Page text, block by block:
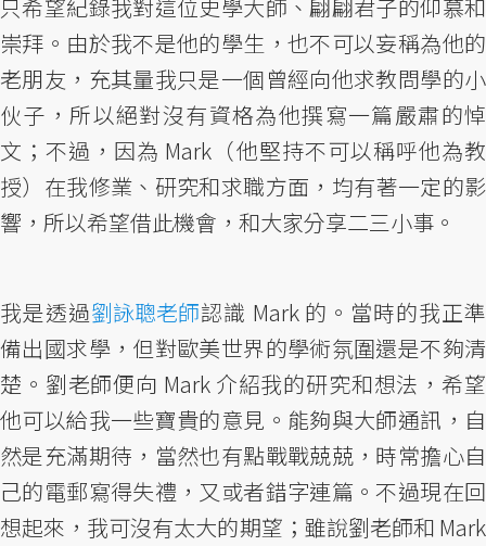
只希望紀錄我對這位史學大師、翩翩君子的仰慕和
崇拜。由於我不是他的學生，也不可以妄稱為他的
老朋友，充其量我只是一個曾經向他求教問學的小
伙子，所以絕對沒有資格為他撰寫一篇嚴肅的悼
文；不過，因為 Mark（他堅持不可以稱呼他為教
授）在我修業、研究和求職方面，均有著一定的影
響，所以希望借此機會，和大家分享二三小事。
我是透過劉詠聰老師認識 Mark 的。當時的我正準
備出國求學，但對歐美世界的學術氛圍還是不夠清
楚。劉老師便向 Mark 介紹我的研究和想法，希望
他可以給我一些寶貴的意見。能夠與大師通訊，自
然是充滿期待，當然也有點戰戰兢兢，時常擔心自
己的電郵寫得失禮，又或者錯字連篇。不過現在回
想起來，我可沒有太大的期望；雖說劉老師和 Mark